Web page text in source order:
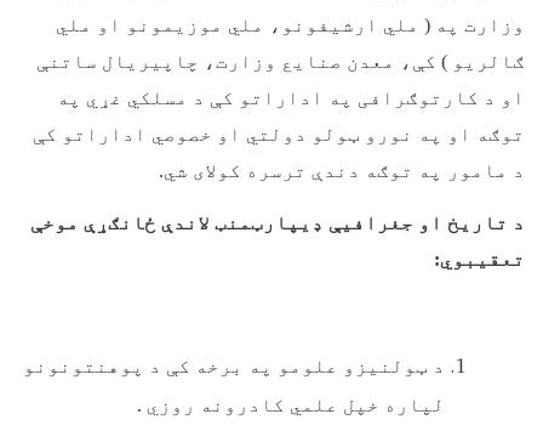
وزارت په ( ملي ارشيفونو، ملي موزيمونو او ملي
ګالريو ) کې، معدن صنايع وزارت، چاپيریال ساتنې
او د کارتوګرافی په اداراتو کې د مسلکي غړي په
توګه او په نورو ټولو دولتي او خصوصي اداراتو کې
د مامور په توګه دندې ترسره کولای شي.
د تاريخ او جغرافيې ډيپارټمنټ لاندې ځانګړې موخې
تعقيبوي:
د ټولنيزو علومو په برخه کې د پوهنتونونو
لپاره خپل علمي کادرونه روزي .